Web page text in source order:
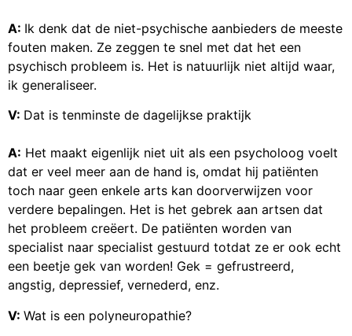
A: Ik denk dat de niet-psychische aanbieders de meeste
fouten maken. Ze zeggen te snel met dat het een
psychisch probleem is. Het is natuurlijk niet altijd waar,
ik generaliseer.
V: Dat is tenminste de dagelijkse praktijk
A: Het maakt eigenlijk niet uit als een psycholoog voelt
dat er veel meer aan de hand is, omdat hij patiënten
toch naar geen enkele arts kan doorverwijzen voor
verdere bepalingen. Het is het gebrek aan artsen dat
het probleem creëert. De patiënten worden van
specialist naar specialist gestuurd totdat ze er ook echt
een beetje gek van worden! Gek = gefrustreerd,
angstig, depressief, vernederd, enz.
V: Wat is een polyneuropathie?